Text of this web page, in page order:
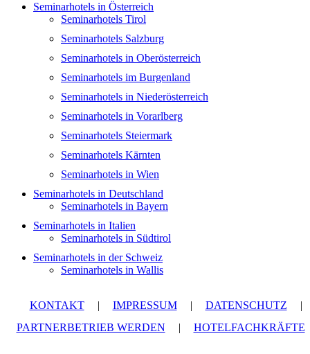
Seminarhotels in Österreich
Seminarhotels Tirol
Seminarhotels Salzburg
Seminarhotels in Oberösterreich
Seminarhotels im Burgenland
Seminarhotels in Niederösterreich
Seminarhotels in Vorarlberg
Seminarhotels Steiermark
Seminarhotels Kärnten
Seminarhotels in Wien
Seminarhotels in Deutschland
Seminarhotels in Bayern
Seminarhotels in Italien
Seminarhotels in Südtirol
Seminarhotels in der Schweiz
Seminarhotels in Wallis
KONTAKT | IMPRESSUM | DATENSCHUTZ
|
PARTNERBETRIEB WERDEN
| HOTELFACHKRÄFTE